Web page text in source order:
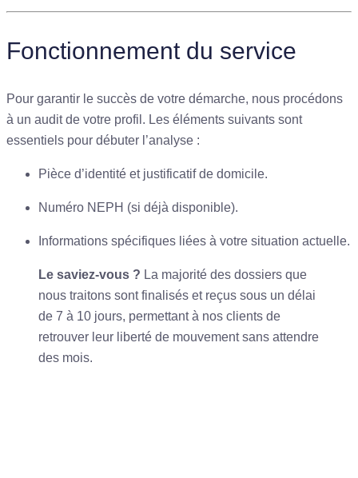
Fonctionnement du service
Pour garantir le succès de votre démarche, nous procédons
à un audit de votre profil. Les éléments suivants sont
essentiels pour débuter l’analyse :
Pièce d’identité et justificatif de domicile.
Numéro NEPH (si déjà disponible).
Informations spécifiques liées à votre situation actuelle.
Le saviez-vous ? La majorité des dossiers que
nous traitons sont finalisés et reçus sous un délai
de 7 à 10 jours, permettant à nos clients de
retrouver leur liberté de mouvement sans attendre
des mois.